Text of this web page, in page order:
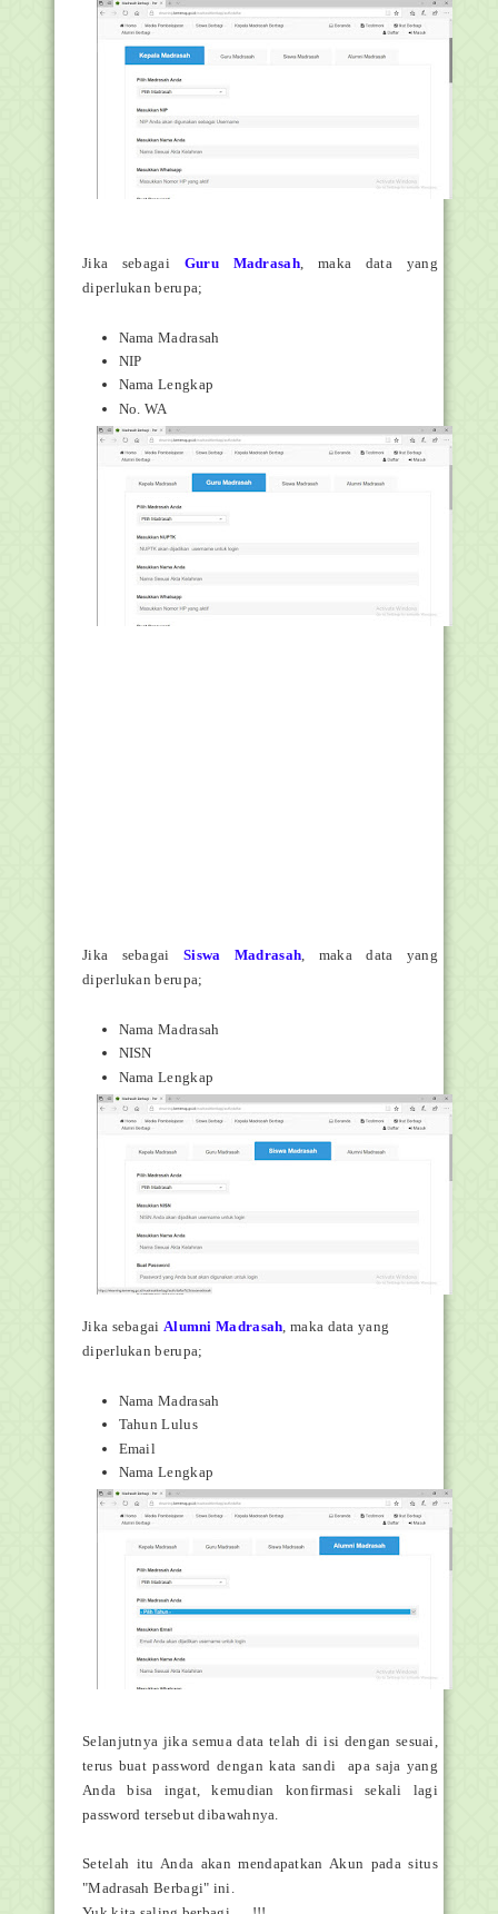
Jika sebagai Guru Madrasah , maka data yang
diperlukan berupa;
Nama Madrasah
NIP
Nama Lengkap
No. WA
Jika sebagai Siswa Madrasah, maka data yang
diperlukan berupa;
Nama Madrasah
NISN
Nama Lengkap
Jika sebagai Alumni Madrasah, maka data yang
diperlukan berupa;
Nama Madrasah
Tahun Lulus
Email
Nama Lengkap
Selanjutnya jika semua data telah di isi dengan sesuai,
terus buat password dengan kata sandi apa saja yang
Anda bisa ingat, kemudian konfirmasi sekali lagi
password tersebut dibawahnya.
Setelah itu Anda akan mendapatkan Akun pada situs
"Madrasah Berbagi" ini.